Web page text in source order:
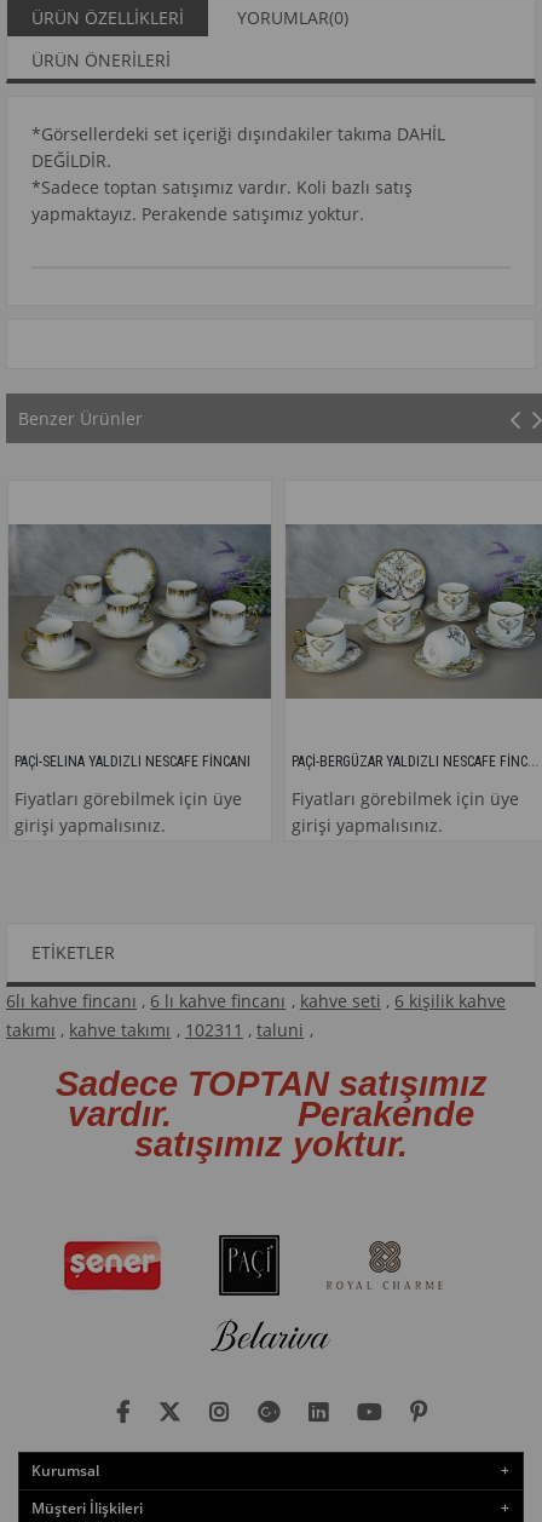
ÜRÜN ÖZELLIKLERI YORUMLAR(0)
ÜRÜN ÖNERILERI
*Görsellerdeki set içeriği dışındakiler takıma DAHİL
DEĞİLDİR.
*Sadece toptan satışımız vardır. Koli bazlı satış
yapmaktayız. Perakende satışımız yoktur.
Benzer Ürünler
SELINA YALDIZLI NESCAFE FİNCANI
görebilmek için üye
yapmalısınız.
PAÇİ-BERGÜZAR YALDIZLI NESCAFE FİNCANI
Fiyatları görebilmek için üye
girişi yapmalısınız.
ETIKETLER
6lı kahve fincanı , 6 lı kahve fincanı , kahve seti , 6 kişilik kahve
takımı , kahve takımı , 102311 , taluni ,
Sadece TOPTAN satışımız
vardır. Perakende
satışımız yoktur.
Kurumsal
Müşteri İlişkileri